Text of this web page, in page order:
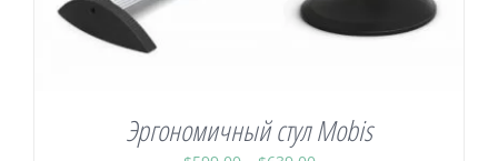
Эргономичный стул Mobis